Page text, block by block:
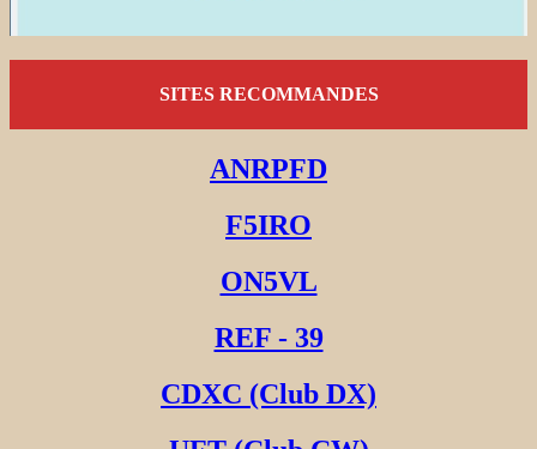
SITES RECOMMANDES
ANRPFD
F5IRO
ON5VL
REF - 39
CDXC (Club DX)